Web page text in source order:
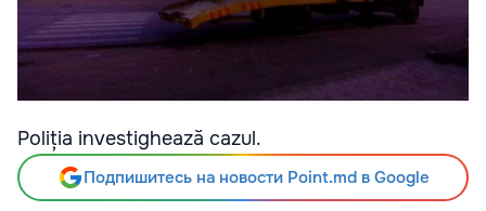
Poliția investighează cazul.
Подпишитесь на новости Point.md в Google